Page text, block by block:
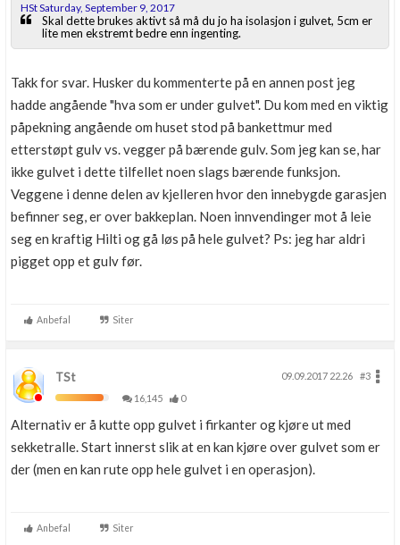
HSt Saturday, September 9, 2017
Skal dette brukes aktivt så må du jo ha isolasjon i gulvet, 5cm er
lite men ekstremt bedre enn ingenting.
Takk for svar. Husker du kommenterte på en annen post jeg
hadde angående "hva som er under gulvet". Du kom med en viktig
påpekning angående om huset stod på bankettmur med
etterstøpt gulv vs. vegger på bærende gulv. Som jeg kan se, har
ikke gulvet i dette tilfellet noen slags bærende funksjon.
Veggene i denne delen av kjelleren hvor den innebygde garasjen
befinner seg, er over bakkeplan. Noen innvendinger mot å leie
seg en kraftig Hilti og gå løs på hele gulvet? Ps: jeg har aldri
pigget opp et gulv før.
Anbefal Siter
TSt 09.09.2017 22.26
#3
16,145
0
Alternativ er å kutte opp gulvet i firkanter og kjøre ut med
sekketralle. Start innerst slik at en kan kjøre over gulvet som er
der (men en kan rute opp hele gulvet i en operasjon).
Anbefal Siter